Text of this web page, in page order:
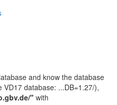
and know the database
database: ...DB=1.27/),
" with